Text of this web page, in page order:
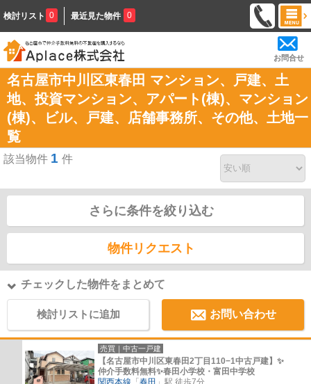
検討リスト 0 最近見た物件 0
お問合せ
名古屋市中川区東春田 マンション、戸建、土
地、投資マンション、アパート(棟)、マンション
(棟)、ビル、戸建、店舗事務所、その他、土地一
覧
該当物件 1 件
さらに条件を絞り込む
物件リクエスト
チェックした物件をまとめて
検討リストに追加 お問い合わせ
売買｜中古一戸建
【名古屋市中川区東春田2丁目110−1中古戸建】✨️
仲介手数料無料✨️春田小学校・富田中学校
関西本線 「 春田 」駅 徒歩7分